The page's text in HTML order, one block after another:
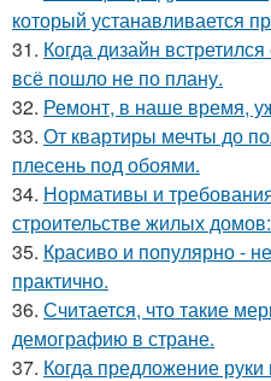
который устанавливается
31. Когда дизайн
всё пошло не по плану.
32. Ремонт, в наше время,
33. От квартиры мечты до
плесень под обоями.
34. Нормативы и
строительстве жилых
35. Красиво и популярно -
практично.
36. Считается, что такие
демографию в стране.
37. Когда предложение